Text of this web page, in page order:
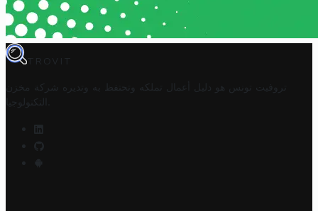
TROVIT
تروفيت تونس هو دليل أعمال تملكه وتحتفظ به وتديره
شركة مخزن
التكنولوجيا